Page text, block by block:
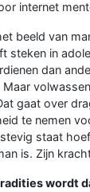
internet
beeld van
steken in
dan
gaat over
te nemen
staat
is. Zijn
wordt